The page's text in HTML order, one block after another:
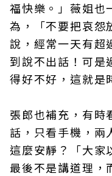
福快樂。」薇姐也
為，「不要把哀怨
說，經常一天有超
到說不出話！可是
得好不好，這就是
張郎也補充，有時
話，只看手機，兩
這麼安靜？「大家
最後不是講道理，